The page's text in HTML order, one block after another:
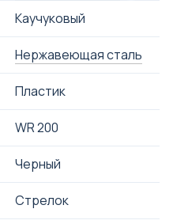
Каучуковый
Нержавеющая сталь
Пластик
WR 200
Черный
Стрелок